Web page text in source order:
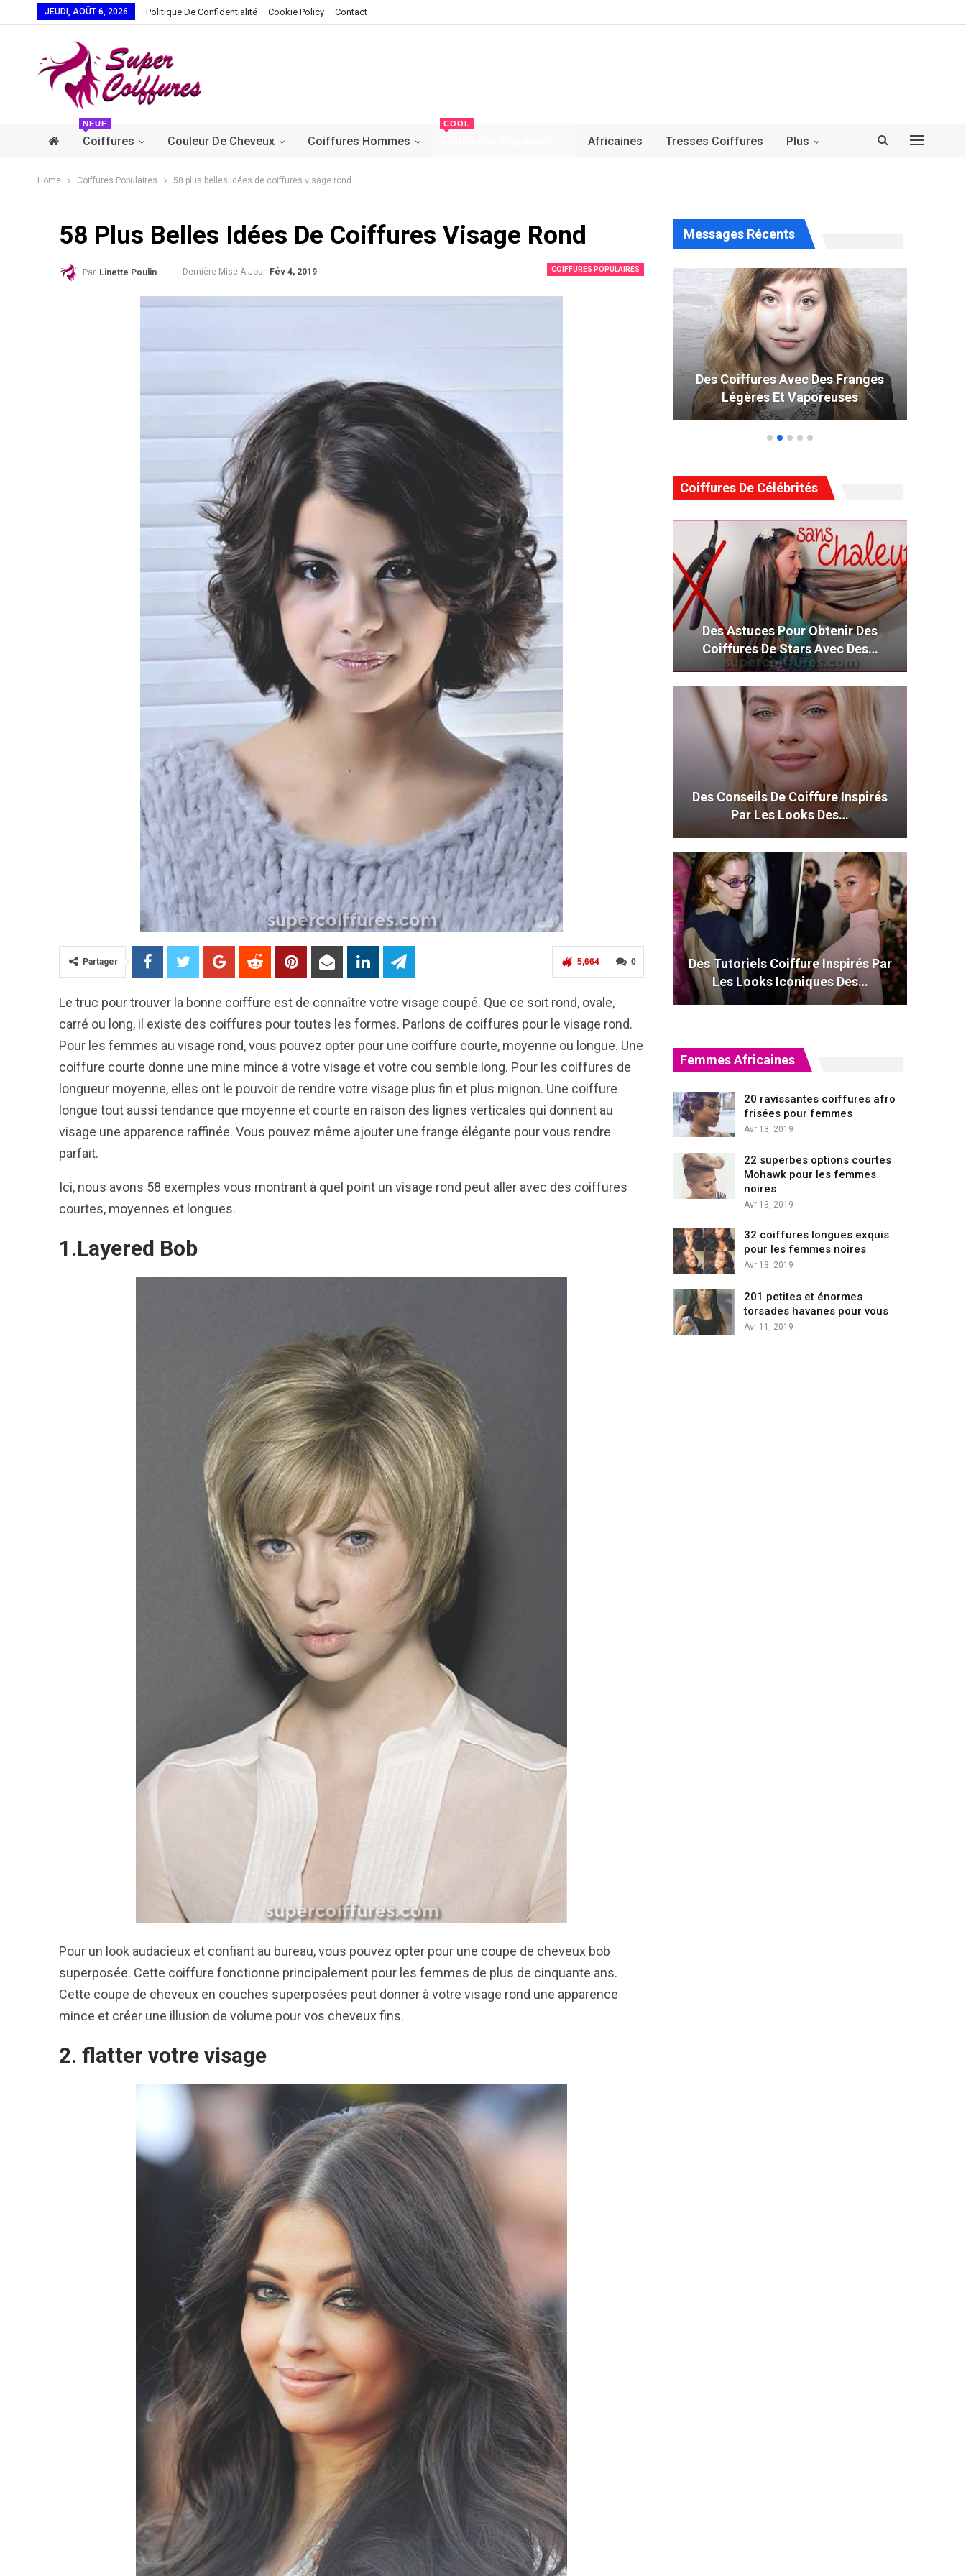
JEUDI, AOÛT 6, 2026 Politique De Confidentialité Cookie Policy Contact
Coiffures
NEUF
Couleur De Cheveux Coiffures Hommes
COOL
Africaines Tresses Coiffures Plus
Home Coiffures Populaires 58 plus belles idées de coiffures visage rond
58 Plus Belles Idées De Coiffures Visage Rond
COIFFURES POPULAIRES
Par Linette Poulin Dernière Mise À Jour Fév 4, 2019
0
5,664
Partager
Le truc pour trouver la bonne coiffure est de connaître votre visage coupé. Que ce soit rond, ovale,
carré ou long, il existe des coiffures pour toutes les formes. Parlons de coiffures pour le visage rond.
Pour les femmes au visage rond, vous pouvez opter pour une coiffure courte, moyenne ou longue. Une
coiffure courte donne une mine mince à votre visage et votre cou semble long. Pour les coiffures de
longueur moyenne, elles ont le pouvoir de rendre votre visage plus fin et plus mignon. Une coiffure
longue tout aussi tendance que moyenne et courte en raison des lignes verticales qui donnent au
visage une apparence raffinée. Vous pouvez même ajouter une frange élégante pour vous rendre
parfait.
Ici, nous avons 58 exemples vous montrant à quel point un visage rond peut aller avec des coiffures
courtes, moyennes et longues.
1.Layered Bob
Pour un look audacieux et confiant au bureau, vous pouvez opter pour une coupe de cheveux bob
superposée. Cette coiffure fonctionne principalement pour les femmes de plus de cinquante ans.
Cette coupe de cheveux en couches superposées peut donner à votre visage rond une apparence
mince et créer une illusion de volume pour vos cheveux fins.
2. flatter votre visage
Messages Récents
40 Idées De Cheveux Bleu Ombre
Des Coiffures Avec Des Franges
Légères Et Vaporeuses
Coiffures De Célébrités
Des Astuces Pour Obtenir Des
Coiffures De Stars Avec Des…
Des Conseils De Coiffure Inspirés
Par Les Looks Des…
Des Tutoriels Coiffure Inspirés Par
Les Looks Iconiques Des…
Femmes Africaines
20 ravissantes coiffures afro
frisées pour femmes
Avr 13, 2019
22 superbes options courtes
Mohawk pour les femmes
noires
Avr 13, 2019
32 coiffures longues exquis
pour les femmes noires
Avr 13, 2019
201 petites et énormes
torsades havanes pour vous
Avr 11, 2019